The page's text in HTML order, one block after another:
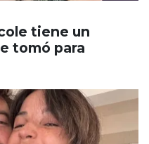
tiene un
tomó para